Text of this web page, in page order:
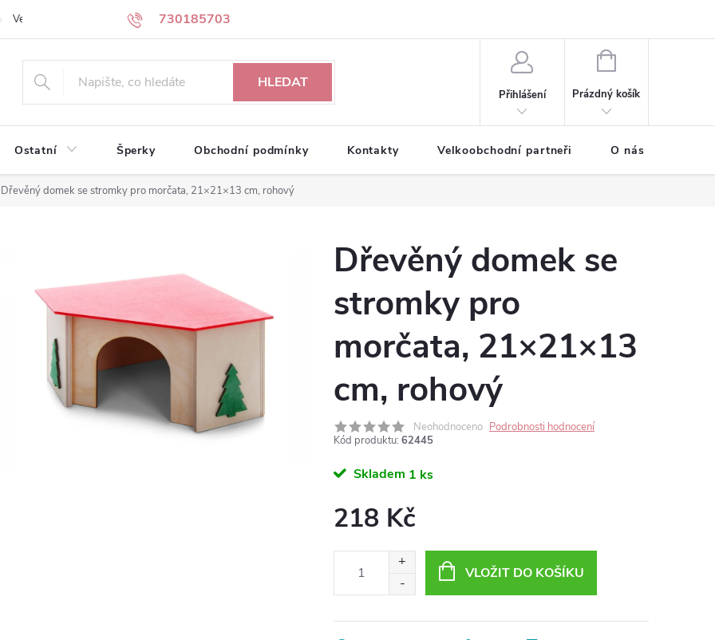
730185703
Velkoobchodní partneři Kontakty
HLEDAT
Přihlášení
NÁKUPNÍ
Prázdný košík
Ostatní Šperky Obchodní podmínky Kontakty Velkoobchodní partneři O nás
Dřevěný domek se stromky pro morčata, 21×21×13 cm, rohový
Dřevěný domek se
stromky pro
morčata, 21×21×13
cm, rohový
Neohodnoceno Podrobnosti hodnocení
Kód produktu: 62445
Skladem 1 ks
218 Kč
VLOŽIT DO KOŠÍKU